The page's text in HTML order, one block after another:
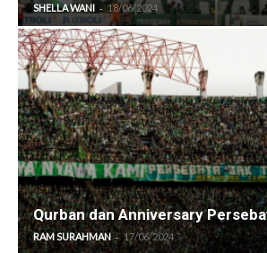
SHELLA WANI - 18/06/2024
Qurban dan Anniversary
RAM SURAHMAN - 17/06/2024